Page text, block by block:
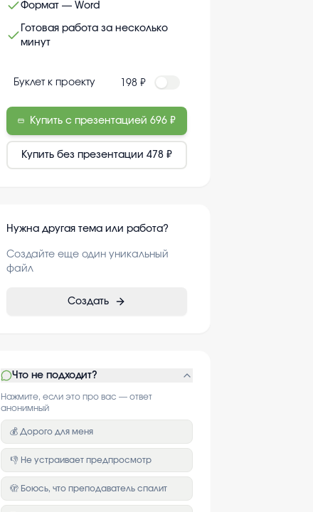
Формат — Word
Готовая работа за несколько
минут
Буклет к проекту 198 ₽
Купить с презентацией 696 ₽
Купить без презентации 478 ₽
Нужна другая тема или работа?
Создайте еще один уникальный
файл
Создать
Что не подходит?
Нажмите, если это про вас — ответ
анонимный
💰 Дорого для меня
👎 Не устраивает предпросмотр
🫣 Боюсь, что преподаватель спалит